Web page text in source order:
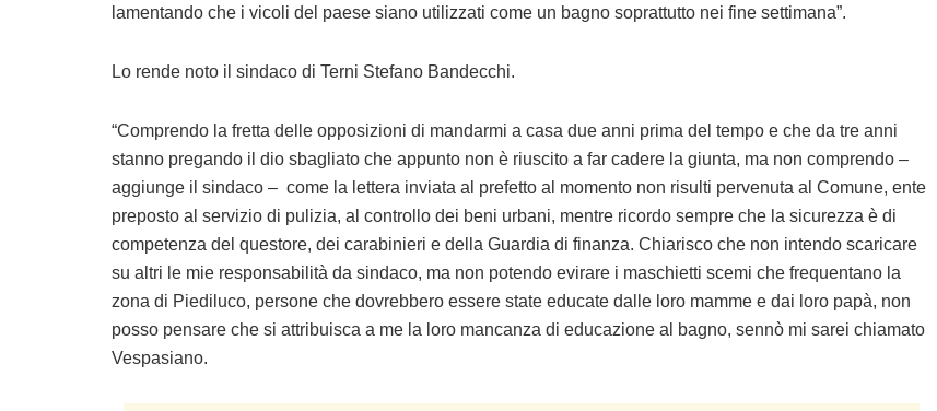
lamentando che i vicoli del paese siano utilizzati come un bagno soprattutto nei fine settimana”.
Lo rende noto il sindaco di Terni Stefano Bandecchi.
“Comprendo la fretta delle opposizioni di mandarmi a casa due anni prima del tempo e che da tre anni
stanno pregando il dio sbagliato che appunto non è riuscito a far cadere la giunta, ma non comprendo –
aggiunge il sindaco – come la lettera inviata al prefetto al momento non risulti pervenuta al Comune, ente
preposto al servizio di pulizia, al controllo dei beni urbani, mentre ricordo sempre che la sicurezza è di
competenza del questore, dei carabinieri e della Guardia di finanza. Chiarisco che non intendo scaricare
su altri le mie responsabilità da sindaco, ma non potendo evirare i maschietti scemi che frequentano la
zona di Piediluco, persone che dovrebbero essere state educate dalle loro mamme e dai loro papà, non
posso pensare che si attribuisca a me la loro mancanza di educazione al bagno, sennò mi sarei chiamato
Vespasiano.